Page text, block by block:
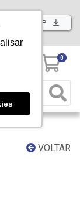
já nosso APP
0
VOLTAR